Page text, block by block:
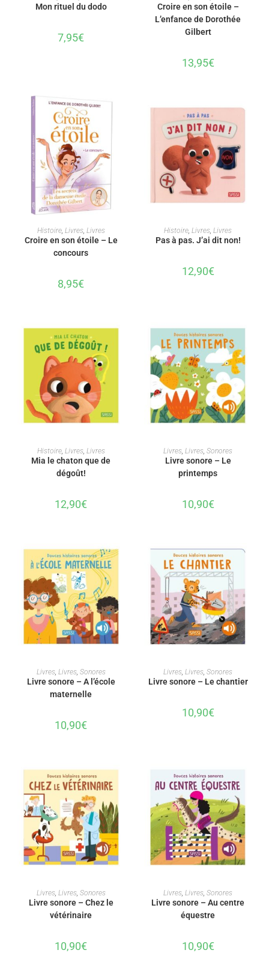
Mon rituel du dodo
7,95€
Croire en son étoile –
L’enfance de Dorothée
Gilbert
13,95€
AJOUTER AU PANIER
Histoire, Livres, Livres
Croire en son étoile – Le
concours
8,95€
AJOUTER AU PANIER
Histoire ,Livres ,Livres
Pas à pas. J’ai dit non!
12,90€
AJOUTER AU PANIER
Histoire, Livres, Livres
Mia le chaton que de
dégoût!
12,90€
AJOUTER AU PANIER
Livres,Livres,Sonores
Livre sonore – Le
printemps
10,90€
AJOUTER AU PANIER
Livres, Livres, Sonores
Livre sonore – A l’école
maternelle
10,90€
AJOUTER AU PANIER
Livres,Livres,Sonores
Livre sonore – Le chantier
10,90€
AJOUTER AU PANIER
Livres, Livres, Sonores
Livre sonore – Chez le
vétérinaire
10,90€
AJOUTER AU PANIER
Livres ,Livres ,Sonores
Livre sonore – Au centre
équestre
10,90€